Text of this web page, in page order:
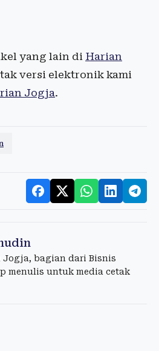
yang lain di Harian
versi elektronik kami
Jogja.
bagian dari Bisnis
menulis untuk media cetak